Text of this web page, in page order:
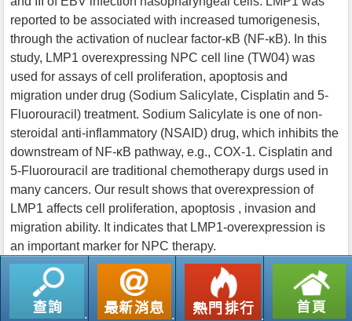
reported to be associated with increased tumorigenesis,
through the activation of nuclear factor-κB (NF-κB). In this
study, LMP1 overexpressing NPC cell line (TW04) was
used for assays of cell proliferation, apoptosis and
migration under drug (Sodium Salicylate, Cisplatin and 5-
Fluorouracil) treatment. Sodium Salicylate is one of non-
steroidal anti-inflammatory (NSAID) drug, which inhibits the
downstream of NF-κB pathway, e.g., COX-1. Cisplatin and
5-Fluorouracil are traditional chemotherapy durgs used in
many cancers. Our result shows that overexpression of
LMP1 affects cell proliferation, apoptosis , invasion and
migration ability. It indicates that LMP1-overexpression is
an important marker for NPC therapy.
返回列表